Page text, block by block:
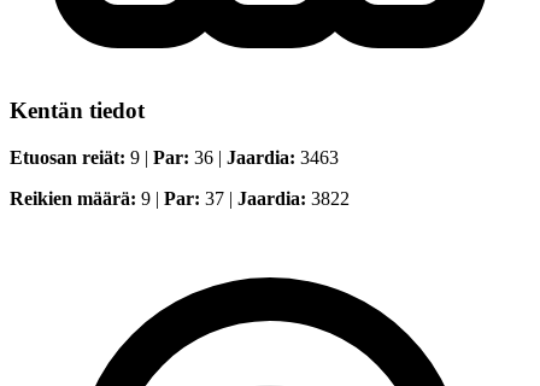
Kentän tiedot
Etuosan reiät: 9 | Par: 36 | Jaardia: 3463
Reikien määrä: 9 | Par: 37 | Jaardia: 3822